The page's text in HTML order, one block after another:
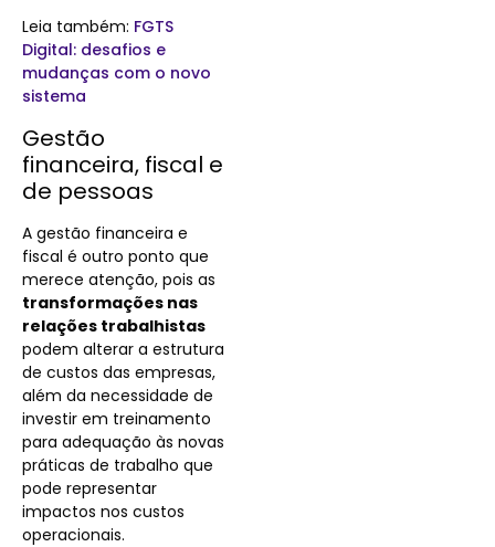
Leia também: FGTS
Digital: desafios e
mudanças com o novo
sistema
Gestão
financeira, fiscal e
de pessoas
A gestão financeira e
fiscal é outro ponto que
merece atenção, pois as
transformações nas
relações trabalhistas
podem alterar a estrutura
de custos das empresas,
além da necessidade de
investir em treinamento
para adequação às novas
práticas de trabalho que
pode representar
impactos nos custos
operacionais.